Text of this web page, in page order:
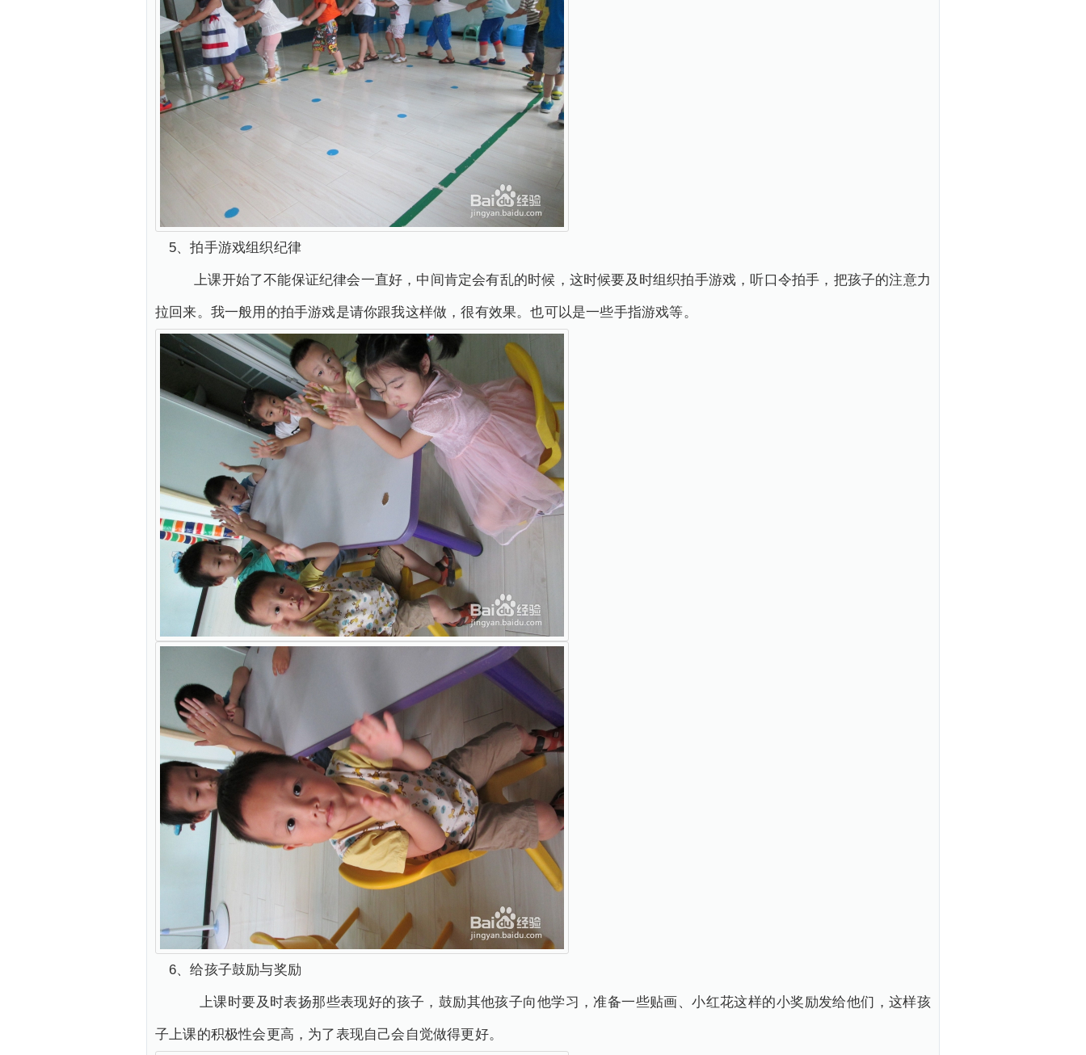
5、拍手游戏组织纪律
上课开始了不能保证纪律会一直好，中间肯定会有乱的时候，这时候要及时组织拍手游戏，听口令拍手，把孩子的注意力
拉回来。我一般用的拍手游戏是请你跟我这样做，很有效果。也可以是一些手指游戏等。
6、给孩子鼓励与奖励
上课时要及时表扬那些表现好的孩子，鼓励其他孩子向他学习，准备一些贴画、小红花这样的小奖励发给他们，这样孩
子上课的积极性会更高，为了表现自己会自觉做得更好。